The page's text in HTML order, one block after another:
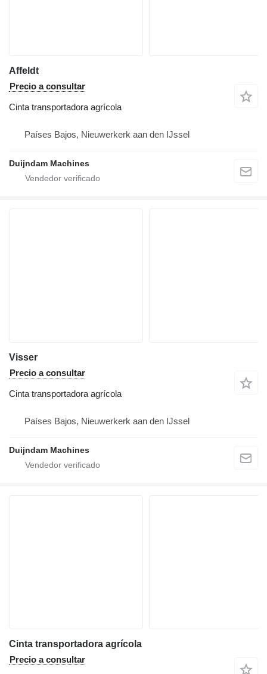
Affeldt
Precio a consultar
Cinta transportadora agrícola
Países Bajos, Nieuwerkerk aan den IJssel
Duijndam Machines
Visser
Precio a consultar
Cinta transportadora agrícola
Países Bajos, Nieuwerkerk aan den IJssel
Duijndam Machines
Cinta transportadora agrícola
Precio a consultar